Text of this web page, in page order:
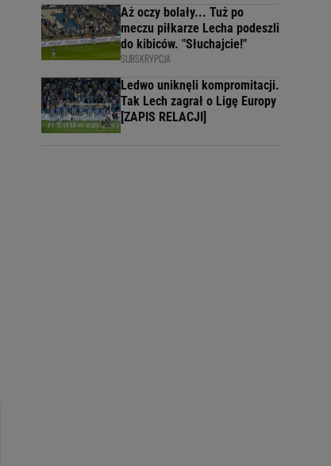
Aż oczy bolały... Tuż po
meczu piłkarze Lecha podeszli
do kibiców. "Słuchajcie!"
SUBSKRYPCJA
Ledwo uniknęli kompromitacji.
Tak Lech zagrał o Ligę Europy
[ZAPIS RELACJI]